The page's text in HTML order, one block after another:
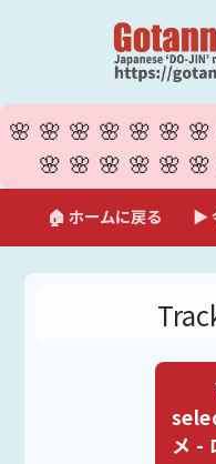
🏠 ホームに戻る ▶
メ -